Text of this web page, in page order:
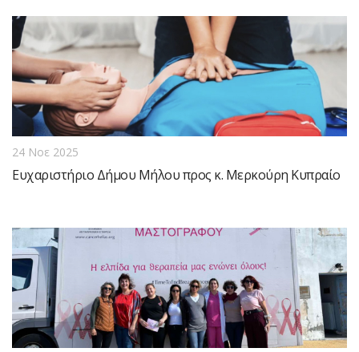
24 Νοε 2025
Ευχαριστήριο Δήμου Μήλου προς κ. Μερκούρη Κυπραίο